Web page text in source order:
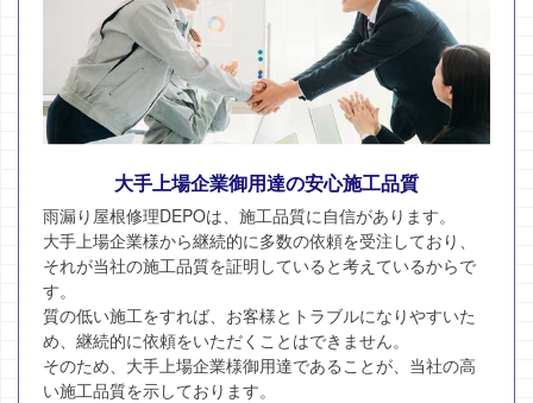
大手上場企業御用達の安心施工品質
雨漏り屋根修理DEPOは、施工品質に自信があります。
大手上場企業様から継続的に多数の依頼を受注しており、
それが当社の施工品質を証明していると考えているからで
す。
質の低い施工をすれば、お客様とトラブルになりやすいた
め、継続的に依頼をいただくことはできません。
そのため、大手上場企業様御用達であることが、当社の高
い施工品質を示しております。